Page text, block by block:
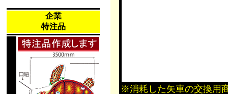
企業
特注品
※消耗した矢車の交換用